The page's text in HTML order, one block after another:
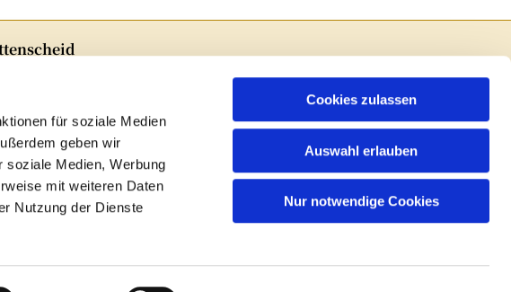
für soziale Medien
geben wir
soziale Medien, Werbung
mit weiteren Daten
Nutzung der Dienste
Cookies zulassen
Auswahl erlauben
Nur notwendige Cookies